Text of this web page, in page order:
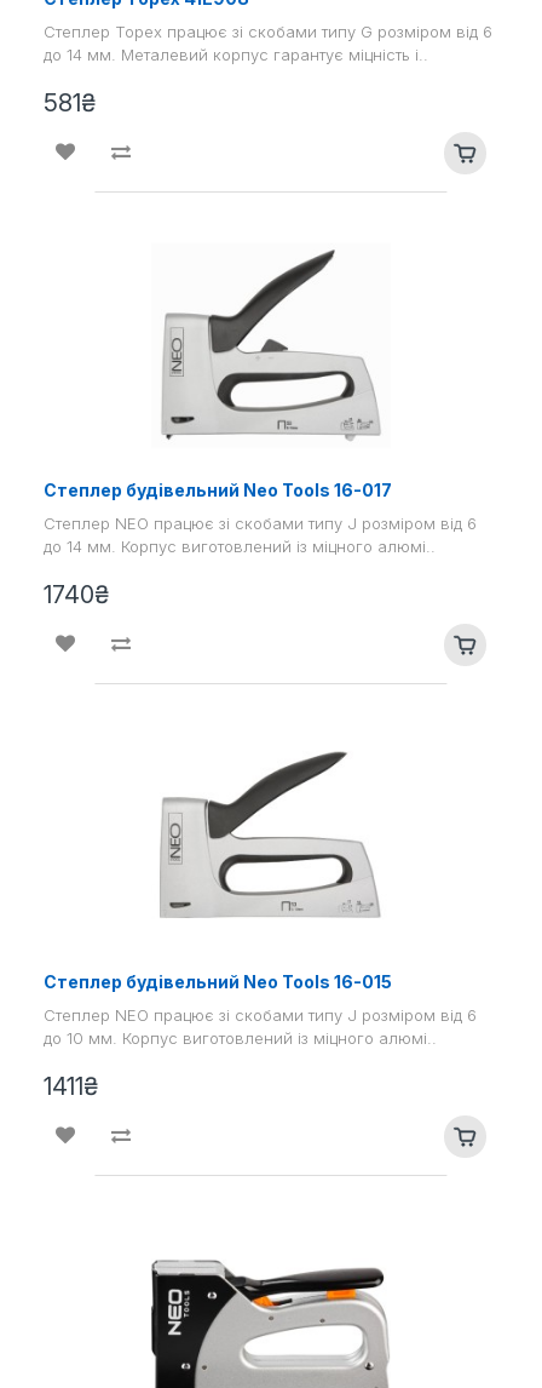
Степлер Topex працює зі скобами типу G розміром від 6
до 14 мм. Металевий корпус гарантує міцність і..
581₴
Степлер будівельний Neo Tools 16-017
Степлер NEO працює зі скобами типу J розміром від 6
до 14 мм. Корпус виготовлений із міцного алюмі..
1740₴
Степлер будівельний Nео Tools 16-015
Степлер NEO працює зі скобами типу J розміром від 6
до 10 мм. Корпус виготовлений із міцного алюмі..
1411₴